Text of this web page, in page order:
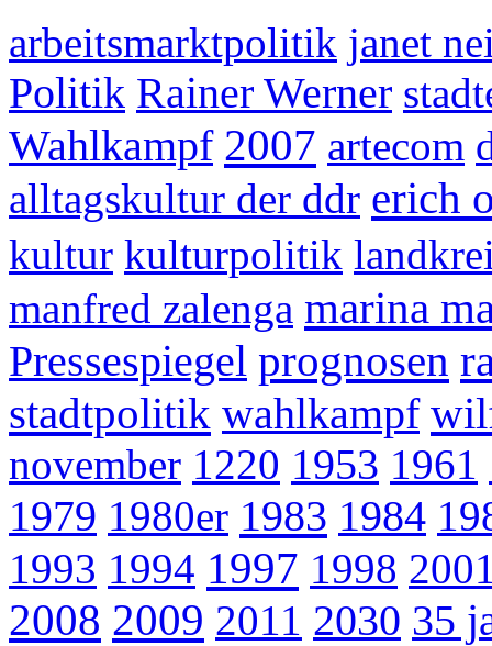
arbeitsmarktpolitik janet
Politik Rainer Werner
Wahlkampf 2007 artecom
alltagskultur der ddr erich
kultur kulturpolitik
manfred zalenga marina
Pressespiegel prognosen
stadtpolitik wahlkampf
november 1220 1953 1961
1979 1980er 1983 1984
1993 1994 1997 1998
2008 2009 2011 2030 35